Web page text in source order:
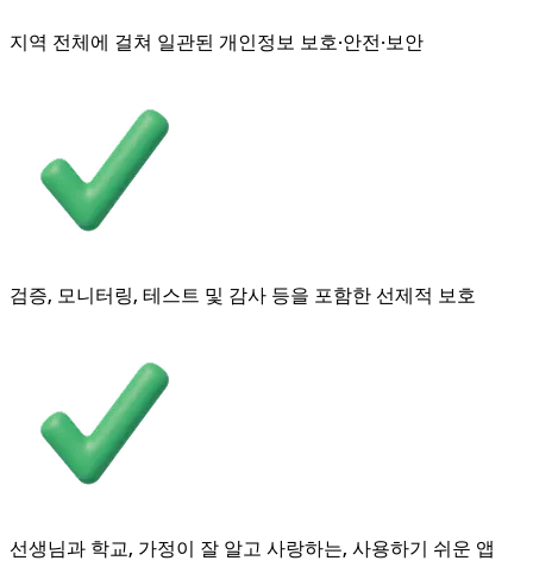
지역 전체에 걸쳐 일관된 개인정보 보호·안전·보안
검증, 모니터링, 테스트 및 감사 등을 포함한 선제적 보호
선생님과 학교, 가정이 잘 알고 사랑하는, 사용하기 쉬운 앱